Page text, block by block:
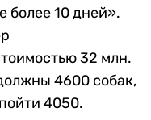
более 10 дней».
32 млн.
4600 собак,
4050.